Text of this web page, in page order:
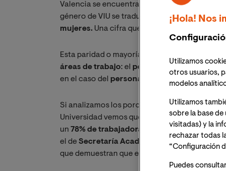
Valencia se encuentra profundamente
género de VIU se traduce en cifras:del total
mujeres. Una cifra que supera ampliamente
Esta paridad o mayoría de presencia de
áreas de trabajo: el personal docente e
en el caso del personal de administración y
Si analizamos los porcentajes de
Universidad vemos que la tendencia se
un 78% de trabajadoras Marketing
el de Secretaría Académica un90,5% , el de
que demuestran que en VIU la paridad laboral
¡Hola! Nos
Utilizamos
otros usuarios,
modelos
Utilizamos
sobre la base
visitadas) y la
rechazar todas
“Configuración
Puedes